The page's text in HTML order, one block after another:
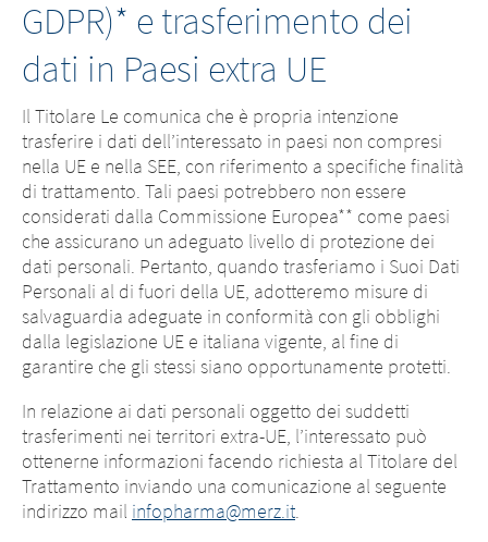
GDPR)* e trasferimento dei
dati in Paesi extra UE
Il Titolare Le comunica che è propria intenzione
trasferire i dati dell’interessato in paesi non compresi
nella UE e nella SEE, con riferimento a specifiche finalità
di trattamento. Tali paesi potrebbero non essere
considerati dalla Commissione Europea** come paesi
che assicurano un adeguato livello di protezione dei
dati personali. Pertanto, quando trasferiamo i Suoi Dati
Personali al di fuori della UE, adotteremo misure di
salvaguardia adeguate in conformità con gli obblighi
dalla legislazione UE e italiana vigente, al fine di
garantire che gli stessi siano opportunamente protetti.
In relazione ai dati personali oggetto dei suddetti
trasferimenti nei territori extra-UE, l’interessato può
ottenerne informazioni facendo richiesta al Titolare del
Trattamento inviando una comunicazione al seguente
indirizzo mail infopharma@merz.it.